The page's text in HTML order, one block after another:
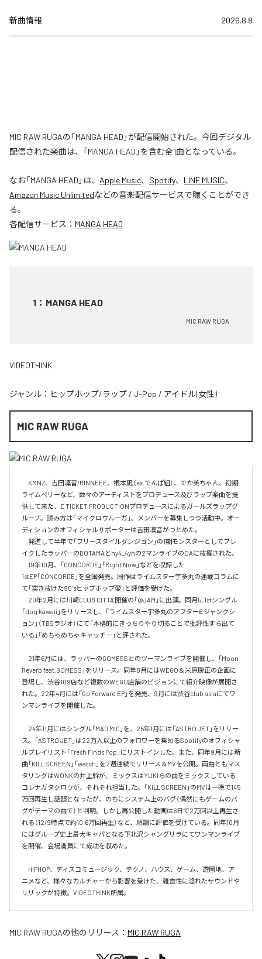
新曲情報 2026.8.8
MIC RAW RUGAの「MANGA HEAD」が配信開始された。今回デジタル
配信された楽曲は、「MANGA HEAD」を含む全1曲となっている。
なお「MANGA HEAD 」は、 Apple Music、 Spotify、 LINE MUSIC、
Amazon Music Unlimitedなどの音楽配信サービスで聴くことができ
る。
各配信サービス： MANGA HEAD
1 ： MANGA HEAD
MIC RAW RUGA
VIDEOTHINK
ジャンル： ヒップホップ/ラップ / J-Pop / アイドル(女性)
MIC RAW RUGA
KMNZ、吉田凜音/RINNEEE、根本凪（ex.でんぱ組）、でか美ちゃん、初期
ライムベリーなど、数々のアーティストをプロデュース及びラップ楽曲を提
供して来た、E TICKET PRODUCTIONプロデュースによるガールズラップグ
ループ。読み方は「マイクロウルーガ」。メンバーを募集しつつ活動中。オー
ディションのオフィシャルサポーターは吉田凜音がつとめた。
発進して半年で「フリースタイルダンジョン」の1期モンスターとしてブレ
イクしたラッパーのDOTAMAとhy4_4yhの2マンライブのOAに抜擢された。
19年10月、「CONCORDE」「Right Now」などを収録した
1stEP「CONCORDE」を全国発売。同作はライムスター宇多丸の連載コラムに
て「突き抜けた90’sヒップホップ愛」と評価を受けた。
20年2月には川崎CLUB CITTA’開催の「@JAM」に出演。同月に1stシングル
「dog kawaii」をリリースし、「ライムスター宇多丸のアフター6 ジャンクシ
ョン」（TBSラジオ）にて「本格的にきっちりやり切ることで批評性すら出て
いる」「めちゃめちゃキャッチー」と評された。
21年6月には、ラッパーのGOMESSとのツーマンライブを開催し、「Moon
Reverb feat.GOMESS」をリリース。同年8月にはWEGO＆米原康正の企画に
登場し、渋谷109店など複数のWEGO店舗のビジョンにて紹介映像が展開さ
れた。22年4月には「Go Forward EP」を発売、9月には渋谷club asiaにてワ
ンマンライブを開催した。
24年11月にはシングル「MAD MIC」を、25年1月には「ASTRO JET」をリリー
ス。「ASTRO JET」は22万人以上のフォロワーを集めるSpotifyのオフィシャ
ルプレイリスト「Fresh Finds Pop」にリストインした。また、同年9月には新
曲「KILL SCREEN」「watch」を2週連続でリリース＆MVを公開。両曲ともマス
タリングはWONKの井上幹が、ミックスはYUKIらの曲をミックスしている
コレナガタクロウが、それぞれ担当した。「KILL SCREEN」のMVは一晩で145
万回再生し話題となったが、のちにシステム上のバグ（偶然にもゲームのバ
グがテーマの曲で）と判明。しかし再公開した動画は6日で2万回以上再生さ
れる（12/9時点で約10.6万回再生）など、順調に評価を受けている。同年10月
にはグループ史上最大キャパとなる下北沢シャングリラにてワンマンライブ
を開催、会場満員にて成功を収めた。
HIPHOP、ディスコミュージック、テクノ、ハウス、ゲーム、遊園地、ア
ニメなど、様々なカルチャーから影響を受けた、雑食性に溢れたサウンドや
リリックが特徴。VIDEOTHINK所属。
MIC RAW RUGAの他のリリース： MIC RAW RUGA